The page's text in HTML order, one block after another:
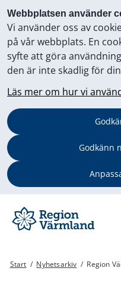
Webbplatsen använder
Vi använder oss av
på vår webbplats. En
syfte att göra
den är inte skadlig för
Läs mer om hur vi
Godkänn
Start / Nyhetsarkiv / Region